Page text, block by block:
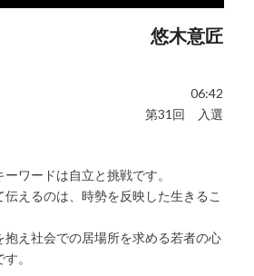
悠木意匠
06:42
第31回 入選
ワードは自立と挑戦です。
えるのは、時勢を反映した生きるこ
え社会での居場所を求める若者の心
。